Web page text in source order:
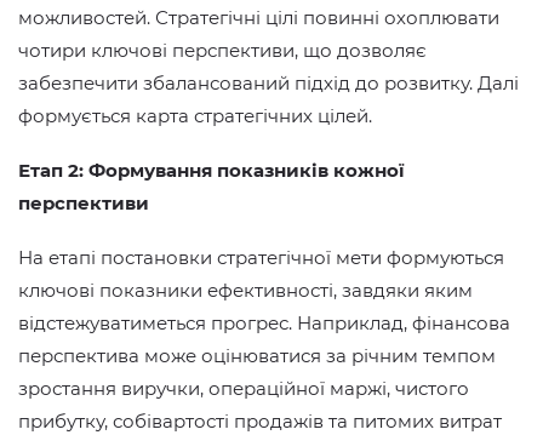
можливостей. Стратегічні цілі повинні охоплювати
чотири ключові перспективи, що дозволяє
забезпечити збалансований підхід до розвитку. Далі
формується карта стратегічних цілей.
Етап 2: Формування показників кожної
перспективи
На етапі постановки стратегічної мети формуються
ключові показники ефективності, завдяки яким
відстежуватиметься прогрес. Наприклад, фінансова
перспектива може оцінюватися за річним темпом
зростання виручки, операційної маржі, чистого
прибутку, собівартості продажів та питомих витрат